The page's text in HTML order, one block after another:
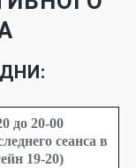
до 20-00
сеанса в
19-20)